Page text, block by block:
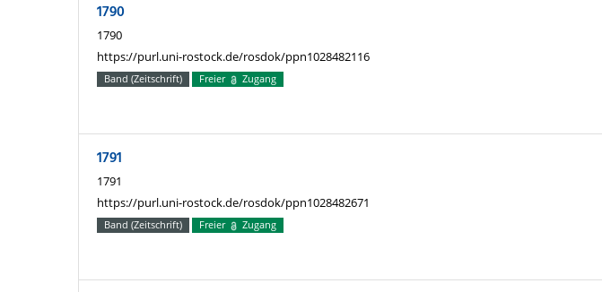
1790
1790
https://purl.uni-rostock.de/rosdok/ppn1028482116
Band (Zeitschrift) Freier Zugang
1791
1791
https://purl.uni-rostock.de/rosdok/ppn1028482671
Band (Zeitschrift) Freier Zugang